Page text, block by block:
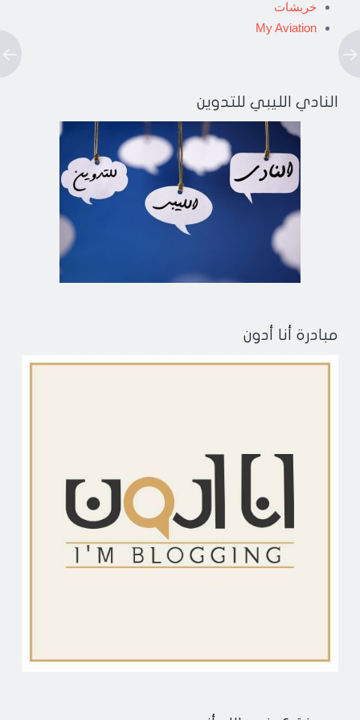
خربشات
My Aviation
النادي الليبي للتدوين
مبادرة أنا أدون